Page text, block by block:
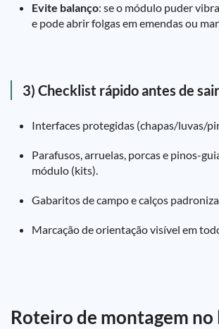
Evite balanço: se o módulo puder
e pode abrir folgas em emendas ou
3) Checklist rápido antes de
Interfaces protegidas (chapas/luvas/
Parafusos, arruelas, porcas e pinos-
módulo (kits).
Gabaritos de campo e calços
Marcação de orientação visível em
Roteiro de montagem no